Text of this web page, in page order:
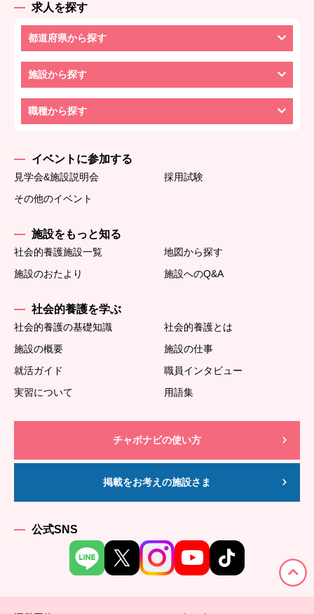
求人を探す
都道府県から探す
施設から探す
職種から探す
イベントに参加する
見学会&施設説明会
採用試験
その他のイベント
施設をもっと知る
社会的養護施設一覧
地図から探す
施設のおたより
施設へのQ&A
社会的養護を学ぶ
社会的養護の基礎知識
社会的養護とは
施設の概要
施設の仕事
就活ガイド
職員インタビュー
実習について
用語集
チャボナビの使い方
掲載をお考えの施設さま
公式SNS